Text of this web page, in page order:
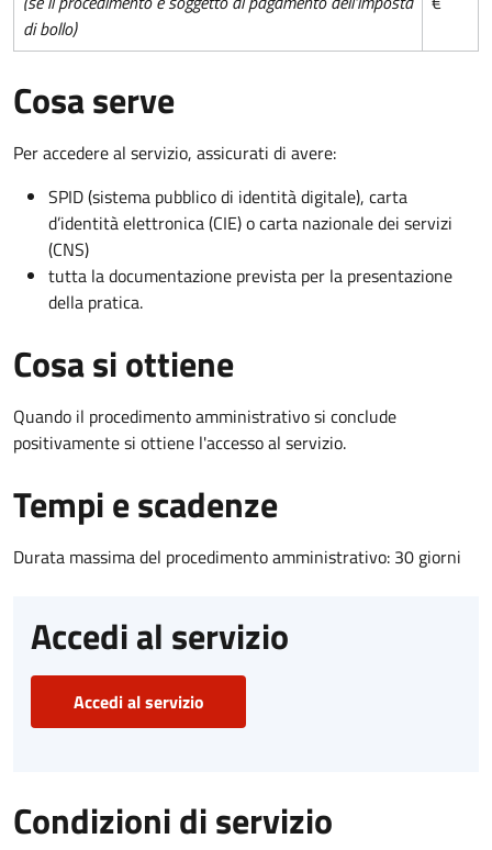
di bollo)
Cosa serve
Per accedere al servizio, assicurati di avere:
SPID (sistema pubblico di identità digitale), carta
d’identità elettronica (CIE) o carta nazionale dei servizi
(CNS)
tutta la documentazione prevista per la presentazione
della pratica.
Cosa si ottiene
Quando il procedimento amministrativo si conclude
positivamente si ottiene l'accesso al servizio.
Tempi e scadenze
Durata massima del procedimento amministrativo: 30 giorni
Accedi al servizio
Accedi al servizio
Condizioni di servizio